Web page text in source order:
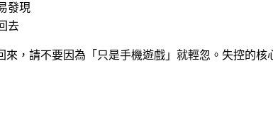
發現
去
，請不要因為「只是手機遊戲」就輕忽。失控的